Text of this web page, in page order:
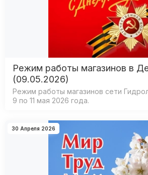
Режим работы магазинов в
(09.05.2026)
Режим работы магазинов сети
9 по 11 мая 2026 года.
30 Апреля 2026